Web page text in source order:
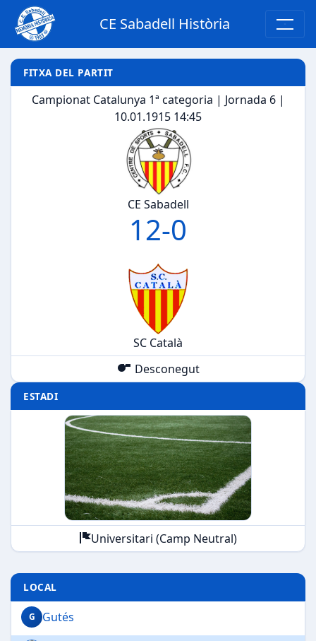
CE Sabadell Història
FITXA DEL PARTIT
Campionat Catalunya 1ª categoria | Jornada 6 |
10.01.1915 14:45
CE Sabadell
12-0
SC Català
Desconegut
ESTADI
Universitari (Camp Neutral)
LOCAL
G Gutés